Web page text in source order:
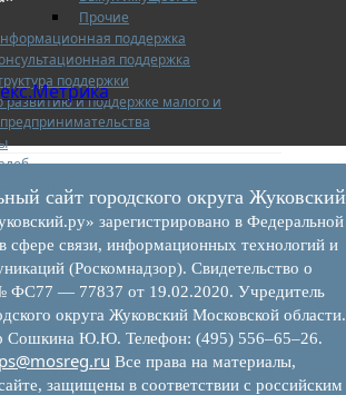
Прочие
поддержка
поддержка
поддержки
развитию и поддержке малого и
граждан
личного приема граждан
паспорт
частное партнерство
инвестиций
сайт городского округа Жуковский
зарегистрировано в Федеральной
сфере связи, информационных технологий и
(Роскомнадзор). Свидетельство о
ФС77 — 77837 от 19.02.2020. Учредитель
округа Жуковский Московской области.
Сошкина Ю.Ю. Телефон: (495) 556–65–26.
Все права на материалы,
защищены в соответствии с российским